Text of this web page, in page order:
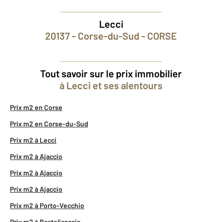
Lecci
20137 - Corse-du-Sud - CORSE
Tout savoir sur le prix immobilier
à Lecci et ses alentours
Prix m2 en Corse
Prix m2 en Corse-du-Sud
Prix m2 à Lecci
Prix m2 à Ajaccio
Prix m2 à Ajaccio
Prix m2 à Ajaccio
Prix m2 à Porto-Vecchio